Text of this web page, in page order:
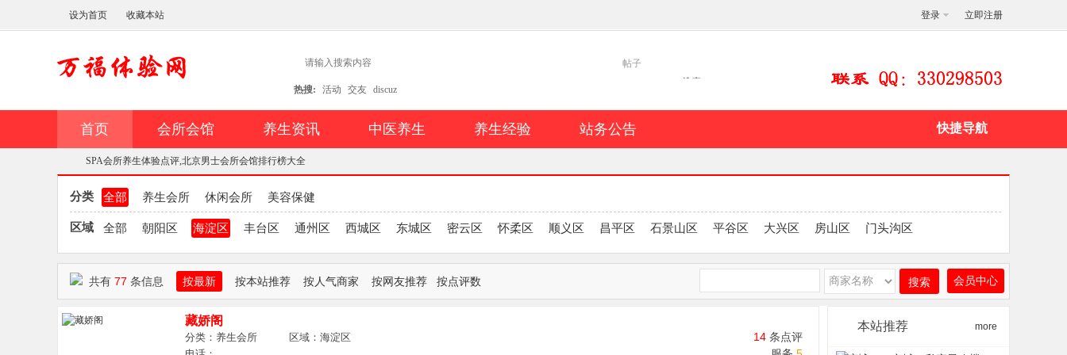
设为首页 收藏本站 登录 立即注册
帖子
热搜: 活动 交友 discuz
首页 会所会馆 养生资讯 中医养生 养生经验 站务公告 快捷导航
»
SPA会所养生体验点评,北京男士会所会馆排行榜大全
分类 全部 养生会所 休闲会所 美容保健
区域 全部 朝阳区 海淀区 丰台区 通州区 西城区 东城区 密云区 怀柔区 顺义区 昌平区 石景山区 平谷区 大兴区 房山区 门头沟区
搜索 会员中心
共有 77 条信息 按最新 按本站推荐 按人气商家 按网友推荐 按点评数
本站推荐 more
14 条点评
藏娇阁
分类：养生会所 区域：海淀区